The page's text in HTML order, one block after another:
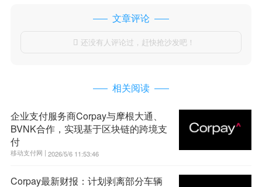
文章评论
 还没有人评论过，赶快抢沙发吧！
相关阅读
企业支付服务商Corpay与摩根大通、
BVNK合作，实现基于区块链的跨境支
付
移动支付网 | 2026/5/6 11:53:46
Corpay最新财报：计划剥离部分车辆